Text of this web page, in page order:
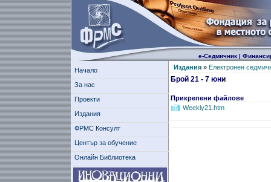
е-Седмичник|
Начало
За нас
Проекти
Издания
ФРМС Консулт
Център за обучение
Онлайн Библиотека
Издания» Електронен
Брой 21 - 7 юни
Прикрепени файлове
Weekly21.htm